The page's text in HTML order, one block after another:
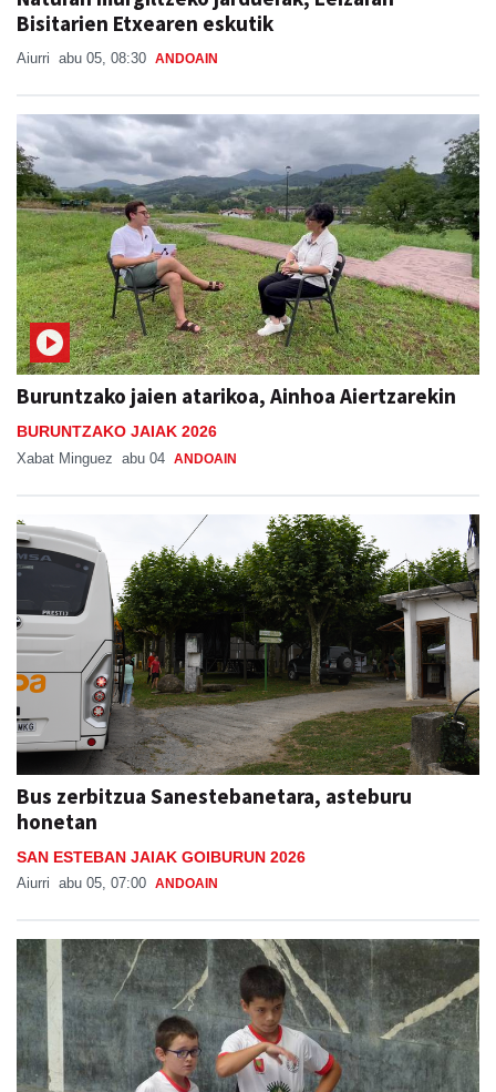
Bisitarien Etxearen eskutik
Aiurri abu 05, 08:30 ANDOAIN
Buruntzako jaien atarikoa, Ainhoa Aiertzarekin
BURUNTZAKO JAIAK 2026
Xabat Minguez abu 04 ANDOAIN
Bus zerbitzua Sanestebanetara, asteburu
honetan
SAN ESTEBAN JAIAK GOIBURUN 2026
Aiurri abu 05, 07:00 ANDOAIN